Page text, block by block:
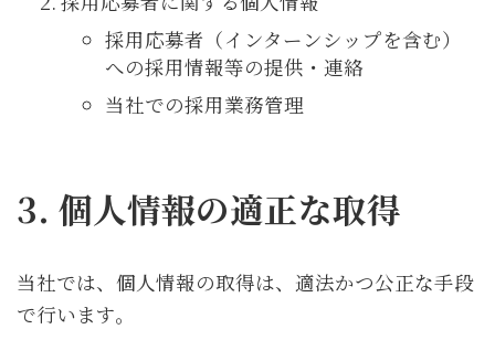
採用応募者（インターンシップを含む）
への採用情報等の提供・連絡
当社での採用業務管理
3. 個人情報の適正な取得
当社では、個人情報の取得は、適法かつ公正な手段
で行います。